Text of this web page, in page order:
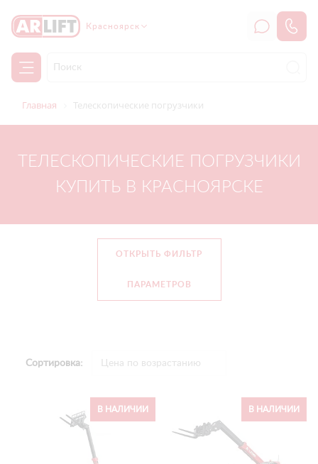
Красноярск
Главная Телескопические погрузчики
ТЕЛЕСКОПИЧЕСКИЕ ПОГРУЗЧИКИ
КУПИТЬ В КРАСНОЯРСКЕ
ОТКРЫТЬ ФИЛЬТР
ПАРАМЕТРОВ
Сортировка:
В НАЛИЧИИ В НАЛИЧИИ